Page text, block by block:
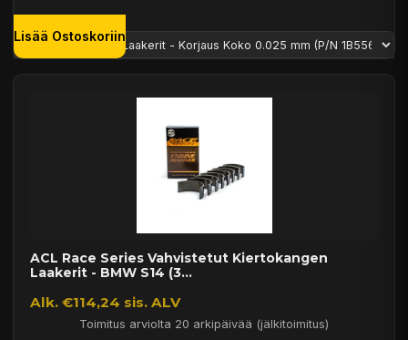
Lisää Ostoskoriin
ACL Race Series Vahvistetut Kiertokangen
Laakerit - BMW S14 (3...
Alk. €114,24 sis. ALV
Toimitus arviolta 20 arkipäivää (jälkitoimitus)